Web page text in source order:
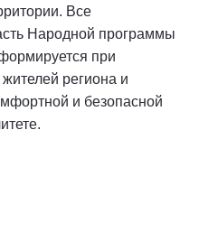
Все
Народной программы
при
региона и
и безопасной